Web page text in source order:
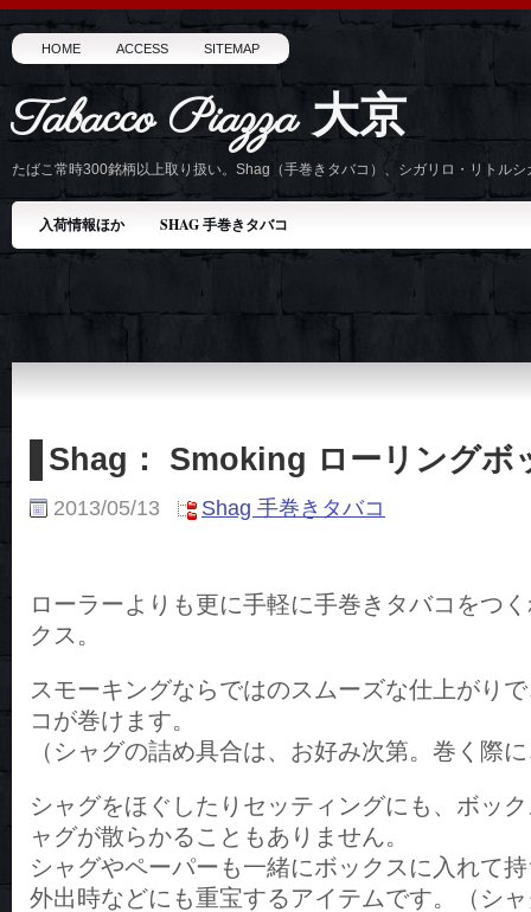
HOME ACCESS SITEMAP
Tabacco Piazza 大京
たばこ常時300銘柄以上取り扱い。Shag（手巻きタバコ）、シガリロ・リトル
入荷情報ほか SHAG 手巻きタバコ
Shag： Smoking ローリングボ
2013/05/13 Shag 手巻きタバコ
ローラーよりも更に手軽に手巻きタバコをつ
クス。
スモーキングならではのスムーズな仕上がり
コが巻けます。
（シャグの詰め具合は、お好み次第。巻く際
シャグをほぐしたりセッティングにも、ボッ
ャグが散らかることもありません。
シャグやペーパーも一緒にボックスに入れて
外出時などにも重宝するアイテムです。（シ